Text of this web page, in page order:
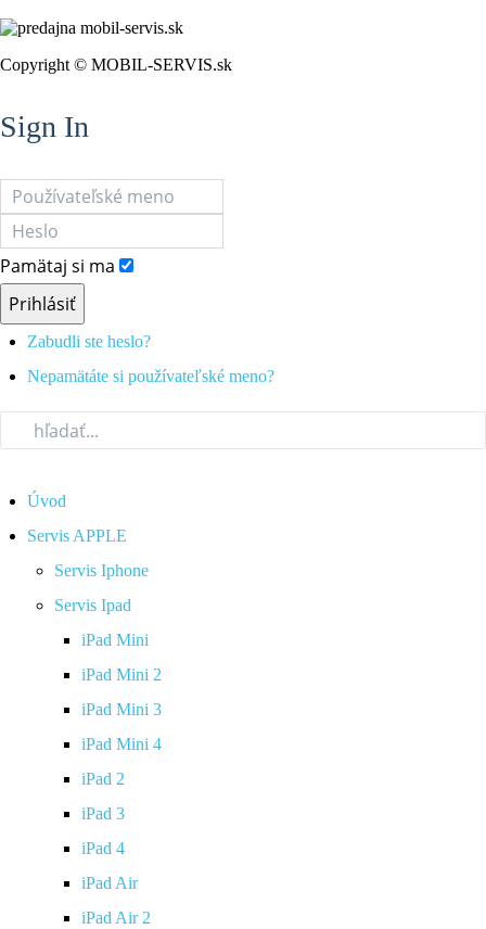
Copyright © MOBIL-SERVIS.sk
Sign In
Pamätaj si ma
Prihlásiť
Zabudli ste heslo?
Nepamätáte si používateľské meno?
Úvod
Servis APPLE
Servis Iphone
Servis Ipad
iPad Mini
iPad Mini 2
iPad Mini 3
iPad Mini 4
iPad 2
iPad 3
iPad 4
iPad Air
iPad Air 2